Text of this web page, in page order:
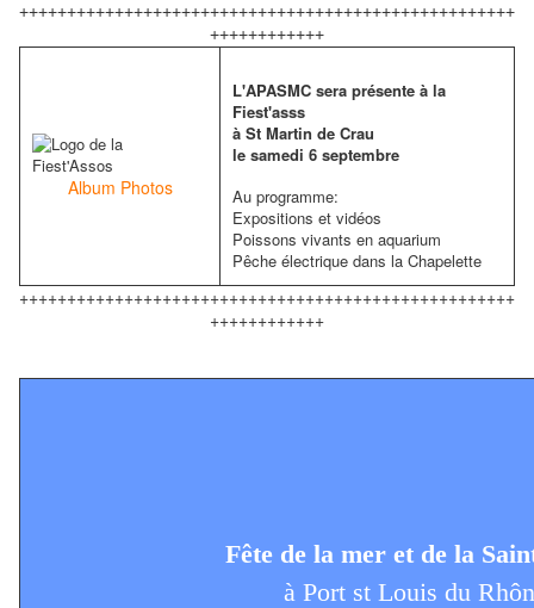
++++++++++++++++++++++++++++++++++++++++++++++++++++
++++++++++++
Album Photos
L'APASMC sera présente à la
Fiest'asss
à St Martin de Crau
le samedi 6 septembre
Au programme:
Expositions et vidéos
Poissons vivants en aquarium
Pêche électrique dans la Chapelette
++++++++++++++++++++++++++++++++++++++++++++++++++++
++++++++++++
Fête de la mer et de la
à Port st Louis du